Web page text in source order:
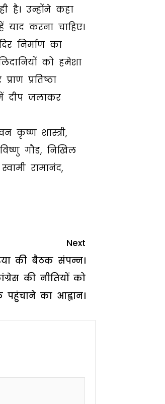
है। उन्होंने कहा
याद करना चाहिए।
निर्माण का
को हमेशा
प्रतिष्ठा
दीप जलाकर
कृष्ण शास्त्री,
गौड, निखिल
रामानंद,
Next
की बैठक संपन्न।
की नीतियों को
का आह्वान।